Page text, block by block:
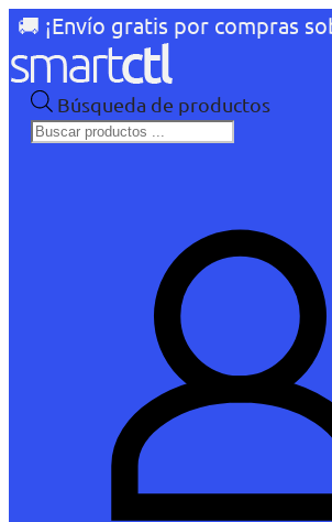
🚚 ¡Envío gratis por compras
Búsqueda de productos